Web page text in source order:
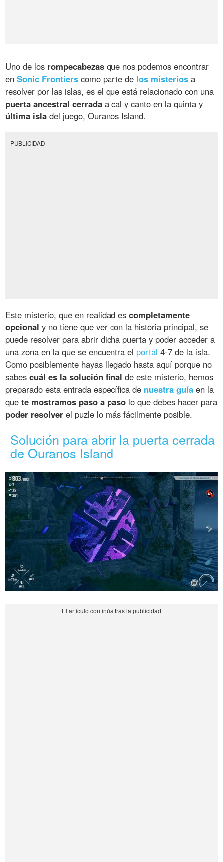
Uno de los rompecabezas que nos podemos encontrar
enSonic Frontiers como parte de los misterios a
resolver por las islas, es el que está relacionado con una
puerta ancestral cerrada a cal y canto en la quinta y
última isla del juego, Ouranos Island.
PUBLICIDAD
Este misterio, que en realidad escompletamente
opcional y no tiene que ver con la historia principal, se
puede resolver para abrir dicha puerta y poder acceder a
una zona en la que se encuentra el portal 4-7 de la isla.
Como posiblemente hayas llegado hasta aquí porque no
sabescuál es la solución final de este misterio, hemos
preparado esta entrada específica de nuestra guía en la
quete mostramos paso a paso lo que debes hacer para
poder resolver el puzle lo más fácilmente posible.
Solución para abrir la puerta cerrada
de Ouranos Island